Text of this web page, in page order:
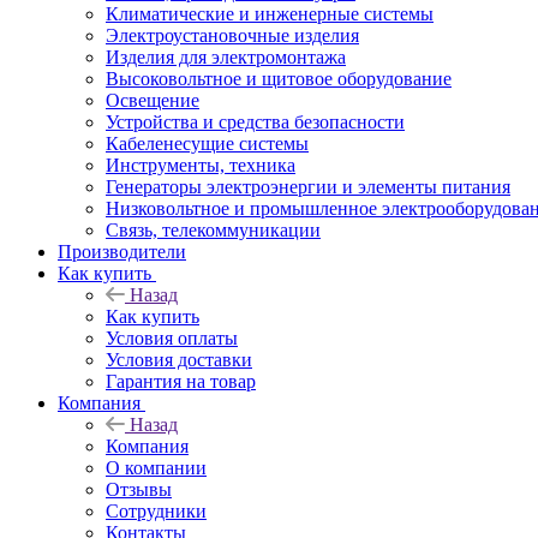
Климатические и инженерные системы
Электроустановочные изделия
Изделия для электромонтажа
Высоковольтное и щитовое оборудование
Освещение
Устройства и средства безопасности
Кабеленесущие системы
Инструменты, техника
Генераторы электроэнергии и элементы питания
Низковольтное и промышленное
Связь, телекоммуникации
Производители
Как купить
Назад
Как купить
Условия оплаты
Условия доставки
Гарантия на товар
Компания
Назад
Компания
О компании
Отзывы
Сотрудники
Контакты